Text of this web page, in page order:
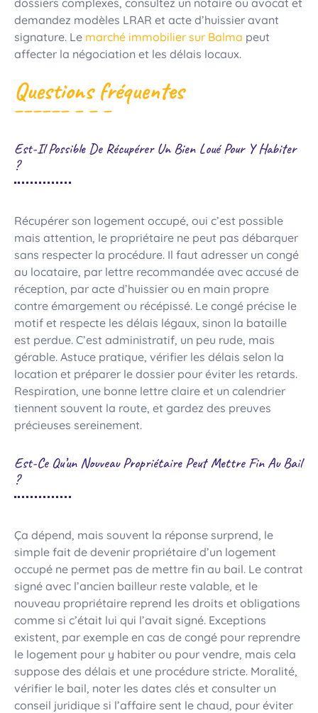
demandez modèles LRAR et acte d’huissier avant
signature. Le marché immobilier sur Balma peut
affecter la négociation et les délais locaux.
Questions fréquentes
Est-Il Possible De Récupérer Un Bien Loué Pour Y Habiter
?
Récupérer son logement occupé, oui c’est possible
mais attention, le propriétaire ne peut pas débarquer
sans respecter la procédure. Il faut adresser un congé
au locataire, par lettre recommandée avec accusé de
réception, par acte d’huissier ou en main propre
contre émargement ou récépissé. Le congé précise le
motif et respecte les délais légaux, sinon la bataille
est perdue. C’est administratif, un peu rude, mais
gérable. Astuce pratique, vérifier les délais selon la
location et préparer le dossier pour éviter les retards.
Respiration, une bonne lettre claire et un calendrier
tiennent souvent la route, et gardez des preuves
précieuses sereinement.
Est-Ce Qu’un Nouveau Propriétaire Peut Mettre Fin Au Bail
?
Ça dépend, mais souvent la réponse surprend, le
simple fait de devenir propriétaire d’un logement
occupé ne permet pas de mettre fin au bail. Le contrat
signé avec l’ancien bailleur reste valable, et le
nouveau propriétaire reprend les droits et obligations
comme si c’était lui qui l’avait signé. Exceptions
existent, par exemple en cas de congé pour reprendre
le logement pour y habiter ou pour vendre, mais cela
suppose des délais et une procédure stricte. Moralité,
vérifier le bail, noter les dates clés et consulter un
conseil juridique si l’affaire sent le chaud, pour éviter